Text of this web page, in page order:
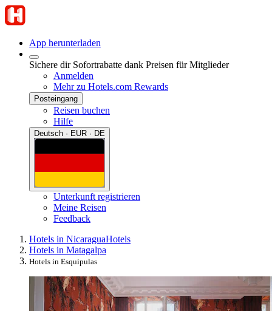
App herunterladen
Sichere dir Sofortrabatte dank Preisen für Mitglieder
Anmelden
Mehr zu Hotels.com Rewards
Posteingang
Reisen buchen
Hilfe
Deutsch · EUR · DE
Unterkunft registrieren
Meine Reisen
Feedback
Hotels in NicaraguaHotels
Hotels in Matagalpa
Hotels in Esquipulas